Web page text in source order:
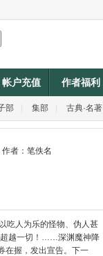
帐户充值 作者福利
部 集部 古典·名著
作者： 笔佚名
吃人为乐的怪物、伪人甚
越一切！……深渊魔神降
在握，发出宣告。下一